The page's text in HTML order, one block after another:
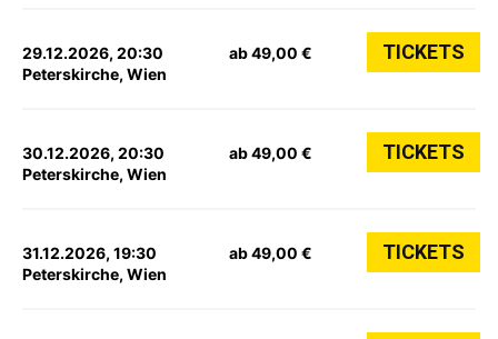
29.12.2026, 20:30
Peterskirche, Wien
ab 49,00 € TICKETS
30.12.2026, 20:30
Peterskirche, Wien
ab 49,00 € TICKETS
31.12.2026, 19:30
Peterskirche, Wien
ab 49,00 € TICKETS